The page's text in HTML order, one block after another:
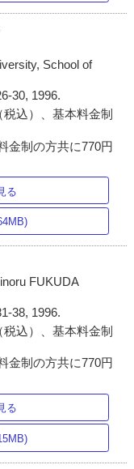
School of
30, 1996.
込）、基本料金制
金制の方共に770円
る
FUKUDA
38, 1996.
込）、基本料金制
金制の方共に770円
る